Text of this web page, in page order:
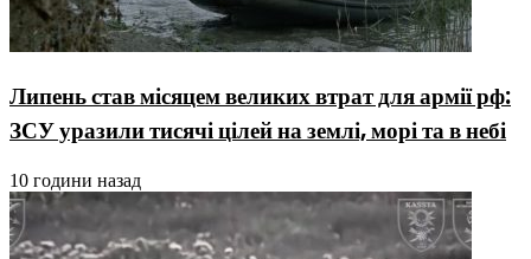
Липень став місяцем великих втрат для армії рф:
ЗСУ уразили тисячі цілей на землі, морі та в небі
10 години назад